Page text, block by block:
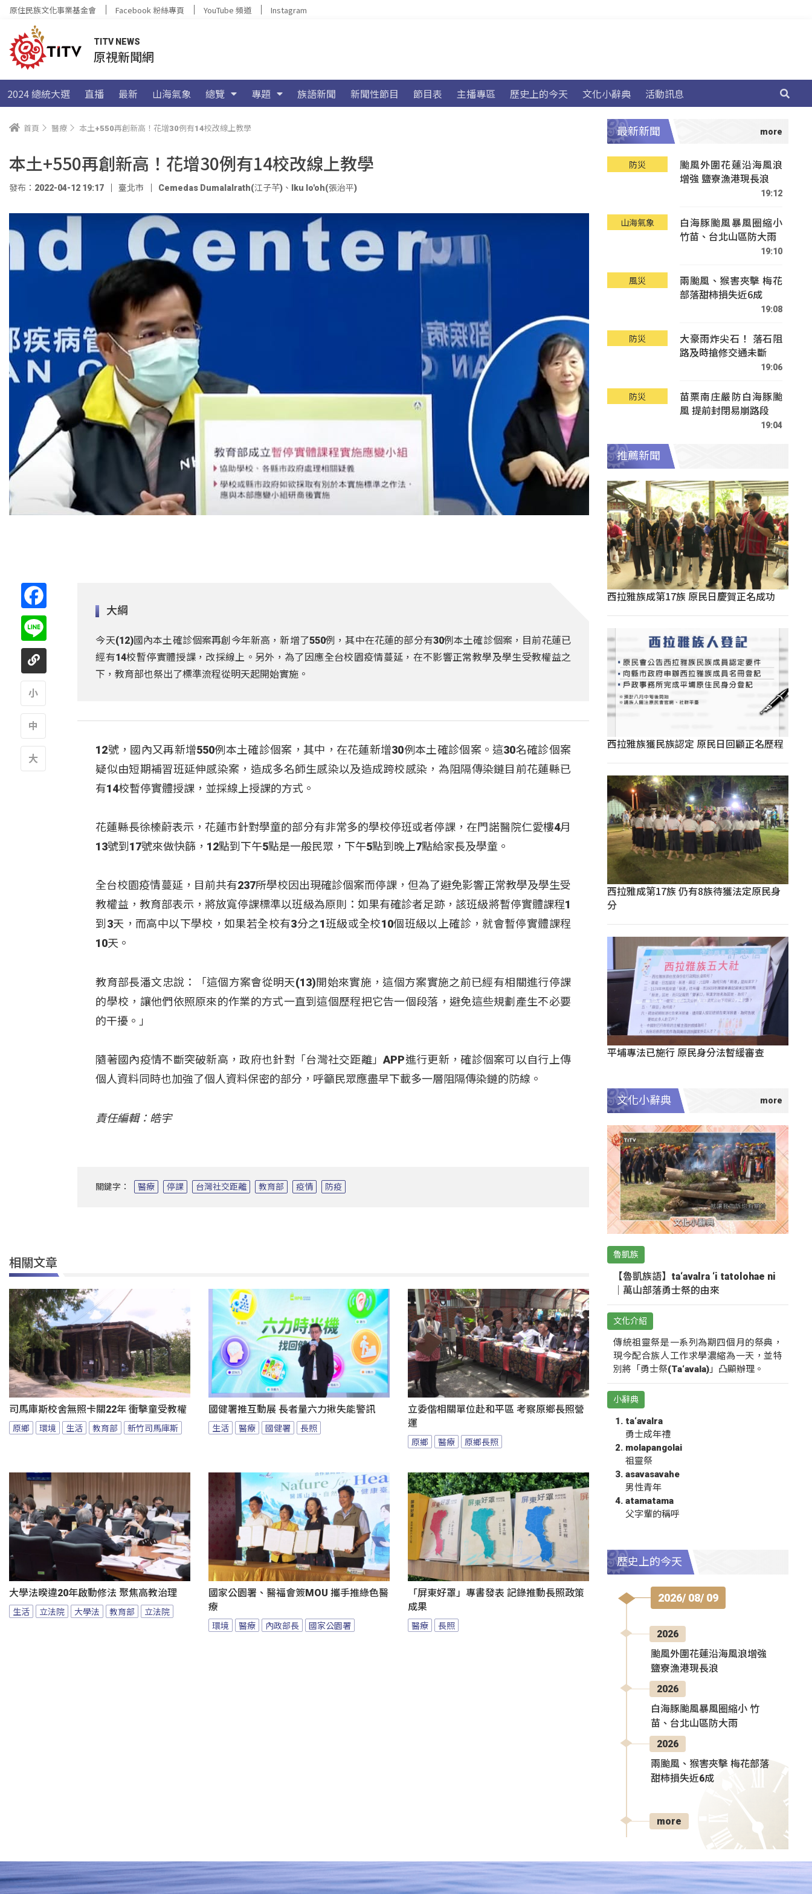
原住民族文化事業基金會 Facebook 粉絲專頁 YouTube 頻道 Instagram
TITV NEWS
原視新聞網
2024 總統大選 直播 最新 山海氣象 總覽 專題 族語新聞 新聞性節目 節目表 主播專區 歷史上的今天 文化小辭典 活動訊息
首頁 醫療 本土+550再創新高！花增30例有14校改線上教學
本土+550再創新高！花增30例有14校改線上教學
發布：2022-04-12 19:17 臺北市 Cemedas Dumalalrath(江子芊) 、 Iku lo'oh(張治平)
大綱
今天(12)國內本土確診個案再創今年新高，新增了550例，其中在花蓮的部分有30例本土確診個案，目前花蓮已
經有14校暫停實體授課，改採線上。另外，為了因應全台校園疫情蔓延，在不影響正常教學及學生受教權益之
下，教育部也祭出了標準流程從明天起開始實施。
12號，國內又再新增550例本土確診個案，其中，在花蓮新增30例本土確診個案。這30名確診個案
疑似由短期補習班延伸感染案，造成多名師生感染以及造成跨校感染，為阻隔傳染鏈目前花蓮縣已
有14校暫停實體授課，並採線上授課的方式。
花蓮縣長徐榛蔚表示，花蓮市針對學童的部分有非常多的學校停班或者停課，在門諾醫院仁愛樓4月
13號到17號來做快篩，12點到下午5點是一般民眾，下午5點到晚上7點給家長及學童。
全台校園疫情蔓延，目前共有237所學校因出現確診個案而停課，但為了避免影響正常教學及學生受
教權益，教育部表示，將放寬停課標準以班級為原則：如果有確診者足跡，該班級將暫停實體課程1
到3天，而高中以下學校，如果若全校有3分之1班級或全校10個班級以上確診，就會暫停實體課程
10天。
教育部長潘文忠說：「這個方案會從明天(13)開始來實施，這個方案實施之前已經有相關進行停課
的學校，讓他們依照原來的作業的方式一直到這個歷程把它告一個段落，避免這些規劃產生不必要
的干擾。」
隨著國內疫情不斷突破新高，政府也針對「台灣社交距離」APP進行更新，確診個案可以自行上傳
個人資料同時也加強了個人資料保密的部分，呼籲民眾應盡早下載多一層阻隔傳染鏈的防線。
責任編輯：皓宇
關鍵字： 醫療 停課 台灣社交距離 教育部 疫情 防疫
相關文章
司馬庫斯校舍無照卡關22年 衝擊童受教權
原鄉 環境 生活 教育部 新竹司馬庫斯
國健署推互動展 長者量六力揪失能警訊
生活 醫療 國健署 長照
立委偕相關單位赴和平區 考察原鄉長照營
運
原鄉 醫療 原鄉長照
大學法暌違20年啟動修法 聚焦高教治理
生活 立法院 大學法 教育部 立法院
國家公園署、醫福會簽MOU 攜手推綠色醫
療
環境 醫療 內政部長 國家公園署
「屏東好罩」專書發表 記錄推動長照政策
成果
醫療 長照
最新新聞
防災
颱風外圍花蓮沿海風浪
增強 鹽寮漁港現長浪
19:12
山海氣象
白海豚颱風暴風圈縮小
竹苗、台北山區防大雨
19:10
風災
兩颱風、猴害夾擊 梅花
部落甜柿損失近6成
19:08
防災
大豪雨炸尖石！ 落石阻
路及時搶修交通未斷
19:06
防災
苗栗南庄嚴防白海豚颱
風 提前封閉易崩路段
19:04
推薦新聞
西拉雅族成第17族 原民日慶賀正名成功
西拉雅族獲民族認定 原民日回顧正名歷程
西拉雅成第17族 仍有8族待獲法定原民身
分
平埔專法已施行 原民身分法暫緩審查
文化小辭典
魯凱族
【魯凱族語】ta‘avalra ‘i tatolohae ni
｜萬山部落勇士祭的由來
文化介紹
傳統祖靈祭是一系列為期四個月的祭典，
現今配合族人工作求學濃縮為一天，並特
別將「勇士祭(Ta‘avala)」凸顯辦理。
小辭典
ta‘avalra
勇士成年禮
molapangolai
祖靈祭
asavasavahe
男性青年
atamatama
父字輩的稱呼
歷史上的今天
2026/ 08/ 09
2026
颱風外圍花蓮沿海風浪增強
鹽寮漁港現長浪
2026
白海豚颱風暴風圈縮小 竹
苗、台北山區防大雨
2026
兩颱風、猴害夾擊 梅花部落
甜柿損失近6成
more